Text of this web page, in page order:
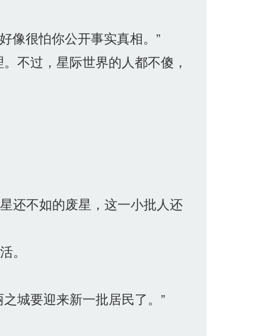
像很怕你公开事实真相。”
不过，星际世界的人都不傻，
还不如的废星，这一小批人还
。
城要迎来新一批居民了。”